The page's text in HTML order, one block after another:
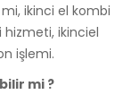
ikinci el kombi
hizmeti, ikinciel
işlemi.
mi ?